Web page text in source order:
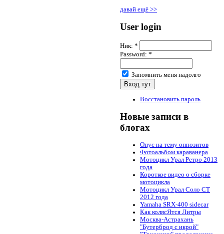
давай ещё >>
User login
Ник: *
Password: *
Запомнить меня надолго
Восстановить пароль
Новые записи в
блогах
Опус на тему оппозитов
Фотоальбом караванера
Мотоцикл Урал Ретро 2013
года
Короткое видео о сборке
мотоцикла
Мотоцикл Урал Соло СТ
2012 года
Yamaha SRX-400 sidecar
Как колясЯтся Литры
Москва-Астрахань
"Бутерброд с икрой"